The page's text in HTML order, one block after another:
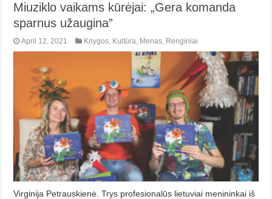
Miuziklo vaikams kūrėjai: „Gera komanda
sparnus užaugina”
April 12, 2021 Knygos, Kultūra, Menas, Renginiai
Virginija Petrauskienė. Trys profesionalūs lietuviai menininkai iš